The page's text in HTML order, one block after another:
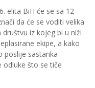
elita BiH će se sa 12
da će se voditi velika
iz kojeg bi u niži
ekipe, a kako
poslije sastanka
što se tiče